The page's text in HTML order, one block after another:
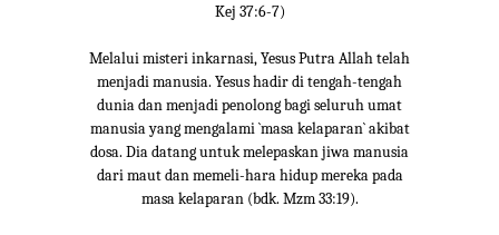
Kej 37:6-7)
Melalui misteri inkarnasi, Yesus Putra Allah telah
menjadi manusia. Yesus hadir di tengah-tengah
dunia dan menjadi penolong bagi seluruh umat
manusia yang mengalami `masa kelaparan` akibat
dosa. Dia datang untuk melepaskan jiwa manusia
dari maut dan memeli-hara hidup mereka pada
masa kelaparan (bdk. Mzm 33:19).